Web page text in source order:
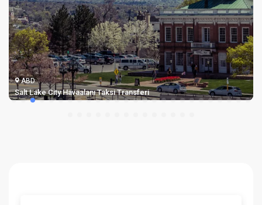
ABD
Salt Lake City Havaalanı Taksi Transferi